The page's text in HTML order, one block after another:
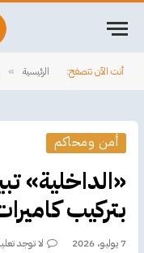
أنت الآن تتصفح: الرئيسية »
أمن ومحاكم
«الداخلية»
بتركيب
7 يوليو، 2026 لا توجد